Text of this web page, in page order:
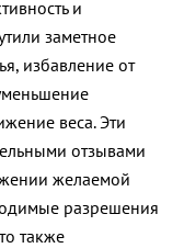
и
заметное
избавление от
веса. Эти
отзывами
желаемой
разрешения
также